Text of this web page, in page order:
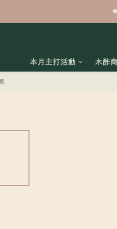
本月主打活動 木酢